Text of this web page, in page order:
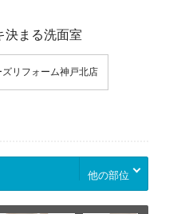
決まる洗面室
リフォーム神戸北店
他の部位